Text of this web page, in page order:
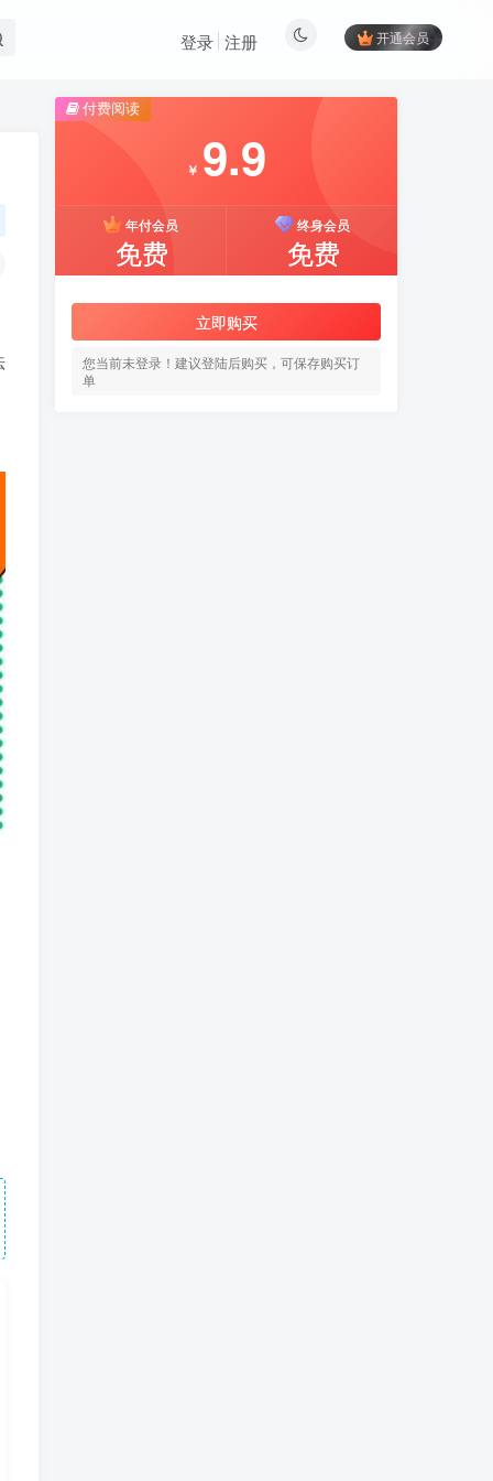
开通会员
登录 注册
付费阅读
￥ 9.9
年付会员
免费
终身会员
免费
立即购买
您当前未登录！建议登陆后购买，可保存购买订
单